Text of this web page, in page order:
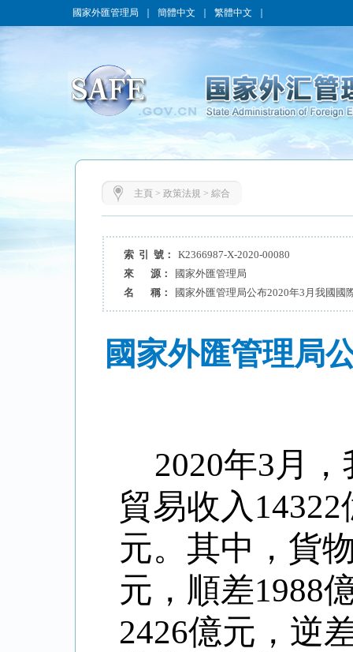
國家外匯管理局 簡體中文 繁體中文
主頁 > 政策法規 > 綜合
索 引 號：
K2366987-X-2020-00080
來 源：
國家外匯管理局
名 稱：
國家外匯管理局公布2020年3月我國國
國家外匯管理局
2020年3 月，
貿易收入 14322
元。其中，貨
元，順差1988
2426億元，逆